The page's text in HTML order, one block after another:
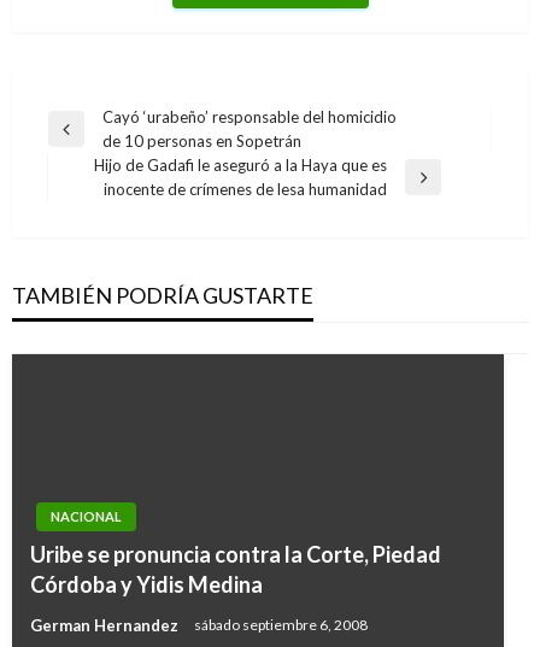
Navegación
entradas
Entrada
anterior
Cayó ‘urabeño’ responsable del homicidio
de 10 personas en Sopetrán
Entrada
Hijo de Gadafi le aseguró a la Haya que es
inocente de crímenes de lesa humanidad
TAMBIÉN PODRÍA GUSTARTE
NACIONAL
Uribe se pronuncia contra la Corte, Piedad
Córdoba y Yidis Medina
German Hernandez sábado septiembre 6, 2008